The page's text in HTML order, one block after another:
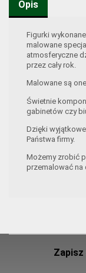
Opis
Figurki
malowane
atmosferyczne
przez cały rok.
Malowane są
Świetnie
gabinetów czy
Dzięki
Państwa firmy.
Możemy zrobić
przemalować na